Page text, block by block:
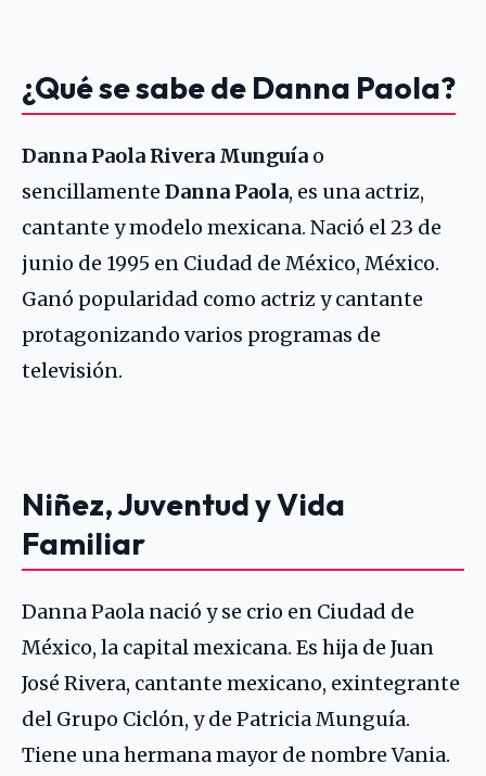
¿Qué se sabe de Danna Paola?
Danna Paola Rivera Munguía o
sencillamente Danna Paola, es una actriz,
cantante y modelo mexicana. Nació el 23 de
junio de 1995 en Ciudad de México, México.
Ganó popularidad como actriz y cantante
protagonizando varios programas de
televisión.
Niñez, Juventud y Vida
Familiar
Danna Paola nació y se crio en Ciudad de
México, la capital mexicana. Es hija de Juan
José Rivera, cantante mexicano, exintegrante
del Grupo Ciclón, y de Patricia Munguía.
Tiene una hermana mayor de nombre Vania.